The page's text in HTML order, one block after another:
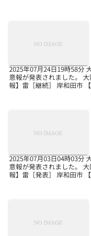
2025年07月24日19時58分
意報が発表されました。
報】雷［継続］ 岸和田市
2025年07月03日04時03分
意報が発表されました。
報】雷［発表］ 岸和田市